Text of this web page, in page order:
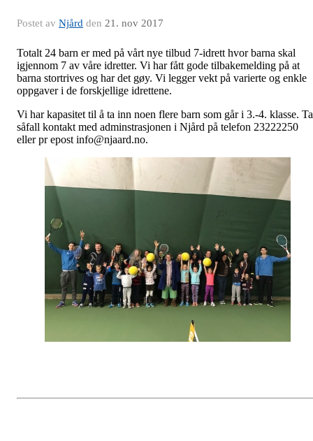
Postet av Njård den 21. nov 2017
Totalt 24 barn er med på vårt nye tilbud 7-idrett hvor barna skal
igjennom 7 av våre idretter. Vi har fått gode tilbakemelding på at
barna stortrives og har det gøy. Vi legger vekt på varierte og enkle
oppgaver i de forskjellige idrettene.
Vi har kapasitet til å ta inn noen flere barn som går i 3.-4. klasse.
såfall kontakt med adminstrasjonen i Njård på telefon 23222250
eller pr epost info@njaard.no.